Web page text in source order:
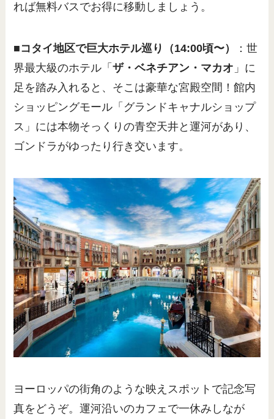
れば無料バスでお得に移動しましょう。
■コタイ地区で巨大ホテル巡り（14:00頃〜）
：世
界最大級のホテル「ザ・ベネチアン・マカオ 」に
足を踏み入れると、そこは豪華な宮殿空間！館内
ショッピングモール「グランドキャナルショップ
ス」には本物そっくりの青空天井と運河があり、
ゴンドラがゆったり行き交います。
ヨーロッパの街角のような映えスポットで記念写
真をどうぞ。運河沿いのカフェで一休みしなが